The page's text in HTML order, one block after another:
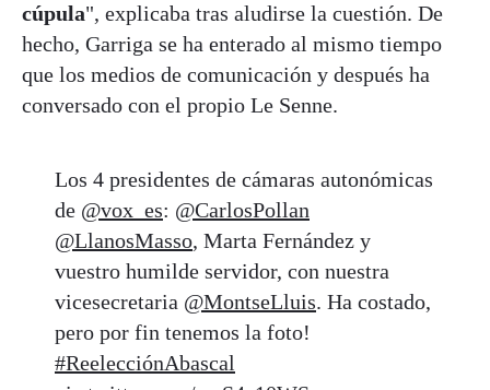
cúpula", explicaba tras aludirse la cuestión. De
hecho, Garriga se ha enterado al mismo tiempo
que los medios de comunicación y después ha
conversado con el propio Le Senne.
Los 4 presidentes de cámaras autonómicas
de @vox_es: @CarlosPollan
@LlanosMasso, Marta Fernández y
vuestro humilde servidor, con nuestra
vicesecretaria @MontseLluis. Ha costado,
pero por fin tenemos la foto!
#ReelecciónAbascal